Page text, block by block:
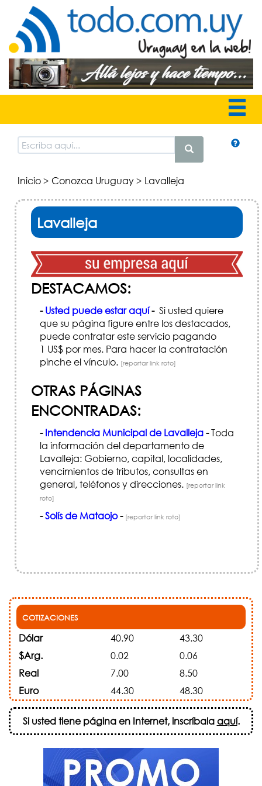
Inicio> Conozca Uruguay> Lavalleja
Lavalleja
DESTACAMOS:
- Usted puede estar aquí-Si usted quiere
que su página figure entre los destacados,
puede contratar este servicio pagando
1 US$ por mes. Para hacer la contratación
pinche el vínculo. [reportar link roto]
OTRAS PÁGINAS
ENCONTRADAS:
- Intendencia Municipal de Lavalleja-Toda
la información del departamento de
Lavalleja: Gobierno, capital, localidades,
vencimientos de tributos, consultas en
general, teléfonos y direcciones. [reportar link
roto]
-Solís de Mataojo- [reportar link roto]
COTIZACIONES
Dólar 40.90
43.30
$Arg.
0.02
0.06
Real
7.00
8.50
Euro
44.30 48.30
Si usted tiene página en Internet, inscríbalaaquí.